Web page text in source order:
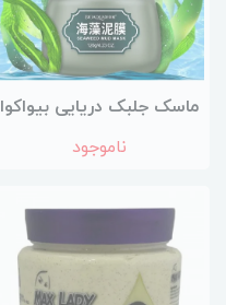
ماسک جلبک دریایی بیواکوا
ناموجود